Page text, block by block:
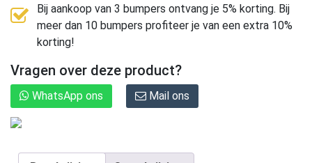
Bij aankoop van 3 bumpers ontvang je 5% korting. Bij
meer dan 10 bumpers profiteer je van een extra 10%
korting!
Vragen over deze product?
WhatsApp ons Mail ons